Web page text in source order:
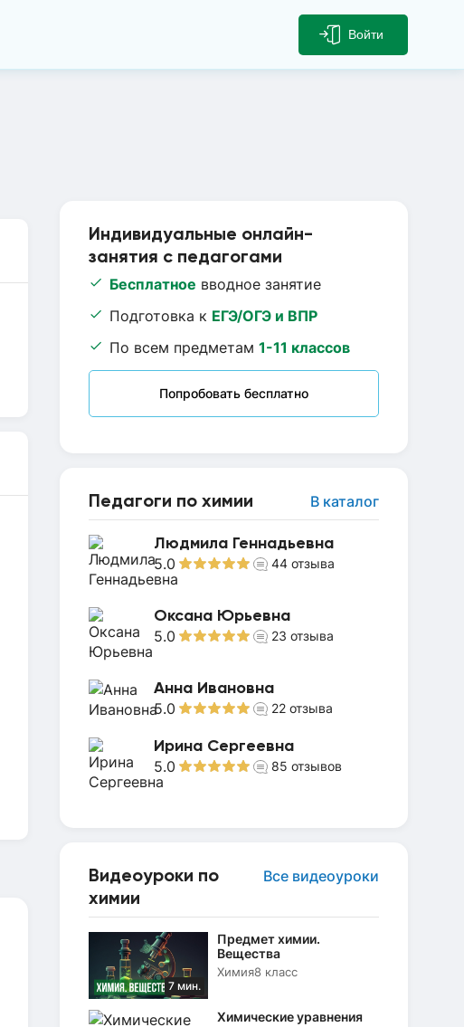
Войти
Индивидуальные онлайн-
занятия с педагогами
Бесплатное вводное занятие
Подготовка к ЕГЭ/ОГЭ и ВПР
По всем предметам 1-11 классов
Попробовать бесплатно
Педагоги по химии В каталог
Людмила Геннадьевна
5.0 44 отзыва
Оксана Юрьевна
5.0 23 отзыва
Анна Ивановна
5.0 22 отзыва
Ирина Сергеевна
5.0 85 отзывов
Видеоуроки по
химии
Все видеоуроки
7 мин.
Предмет химии.
Вещества
Химия8 класс
Химические уравнения